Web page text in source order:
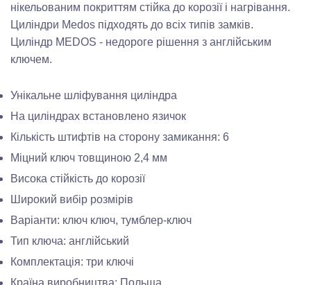
нікельованим покриттям стійка до корозії і нагрівання.
Циліндри Medos підходять до всіх типів замків.
Циліндр MEDOS - недороге рішення з англійським
ключем.
Унікальне шліфування циліндра
На циліндрах встановлено язичок
Кількість штифтів на сторону замикання: 6
Міцний ключ товщиною 2,4 мм
Висока стійкість до корозії
Широкий вибір розмірів
Варіанти: ключ ключ, тумблер-ключ
Тип ключа: англійський
Комплектація: три ключі
Країна виробництва: Польща